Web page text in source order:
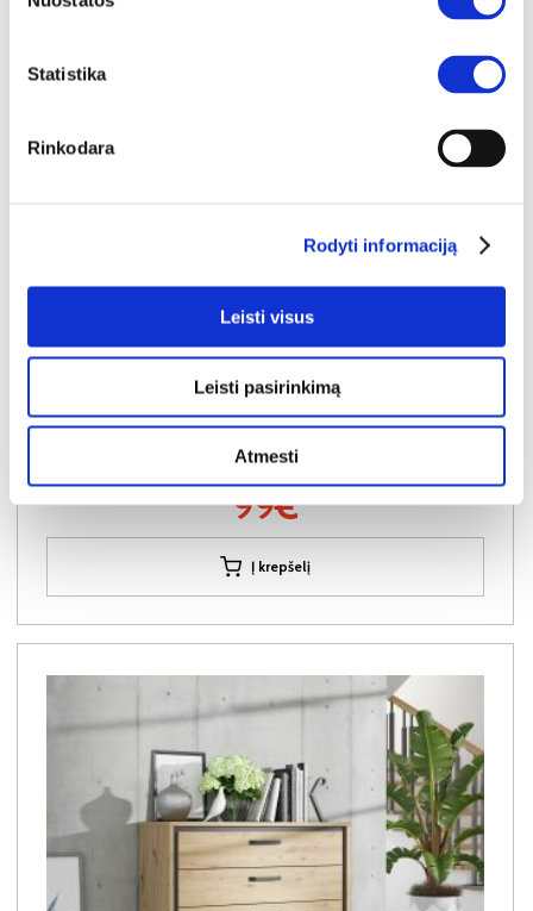
Statistika
Rinkodara
Rodyti informaciją
Leisti visus
Leisti pasirinkimą
Atmesti
TRONDHEIM TDHD211-C773 batų dėžė-spintelė
Išmatavimai:A:91cmP:54cmG:42cm
99€
Į krepšelį